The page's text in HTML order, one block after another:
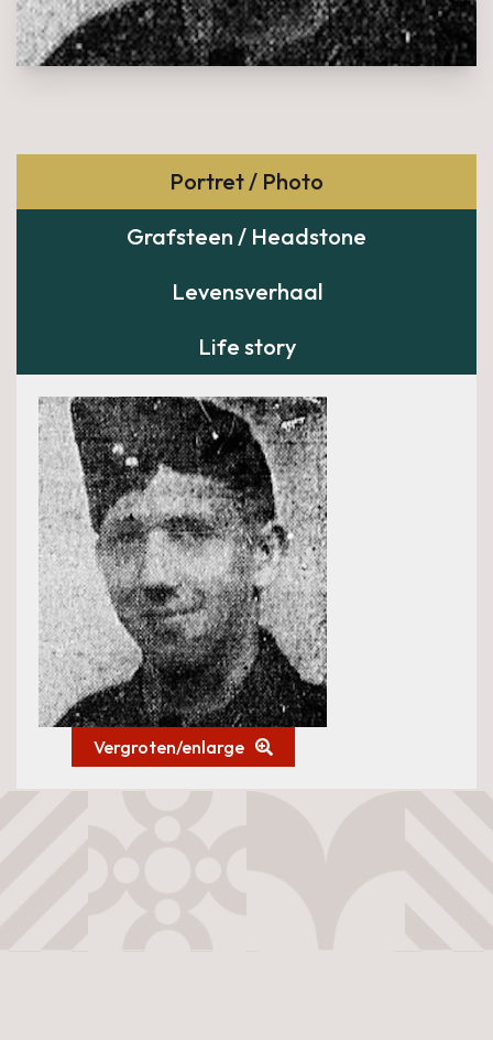
Portret / Photo
Grafsteen / Headstone
Levensverhaal
Life story
Vergroten/enlarge